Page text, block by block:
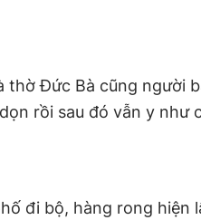
thờ Đức Bà cũng người
rồi sau đó vẫn y như
đi bộ, hàng rong hiện